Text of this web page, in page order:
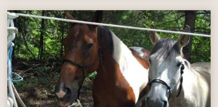
d'aller lentement L'importance de la relaxation Baisse de la
nuque L'importance du "lick and chew" L'importance de la
préparation Différentes zones du corps: Au-dessus de la tête,
les cotes, le dos, la queue, dessous le ventre. Le cheval explore
La remorque Comment aider notre cheval claustrophobe
Cheval non claustrophobe Conclusion LE PDF EST DISPONIBLE